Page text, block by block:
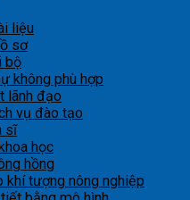
liệu
sơ
bộ
không phù hợp
lãnh đạo
vụ đào tạo
sĩ
học
hồng
khí tượng nông nghiệp